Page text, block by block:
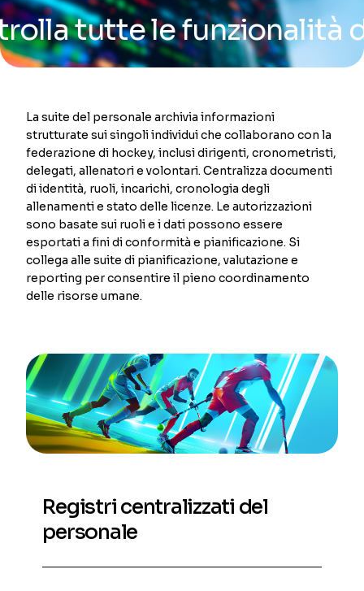
le funzionalità
La suite del personale archivia informazioni
strutturate sui singoli individui che collaborano con la
federazione di hockey, inclusi dirigenti, cronometristi,
delegati, allenatori e volontari. Centralizza documenti
di identità, ruoli, incarichi, cronologia degli
allenamenti e stato delle licenze. Le autorizzazioni
sono basate sui ruoli e i dati possono essere
esportati a fini di conformità e pianificazione. Si
collega alle suite di pianificazione, valutazione e
reporting per consentire il pieno coordinamento
delle risorse umane.
Registri centralizzati del
personale